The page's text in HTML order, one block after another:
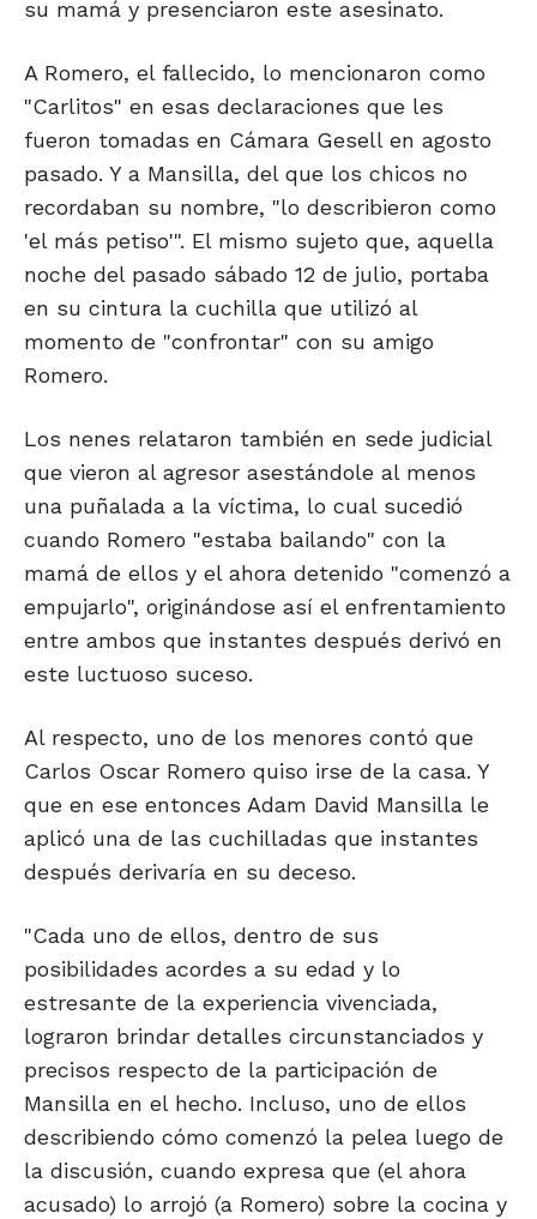
su mamá y presenciaron este asesinato.
A Romero, el fallecido, lo mencionaron como
"Carlitos" en esas declaraciones que les
fueron tomadas en Cámara Gesell en agosto
pasado. Y a Mansilla, del que los chicos no
recordaban su nombre, "lo describieron como
'el más petiso'". El mismo sujeto que, aquella
noche del pasado sábado 12 de julio, portaba
en su cintura la cuchilla que utilizó al
momento de "confrontar" con su amigo
Romero.
Los nenes relataron también en sede judicial
que vieron al agresor asestándole al menos
una puñalada a la víctima, lo cual sucedió
cuando Romero "estaba bailando" con la
mamá de ellos y el ahora detenido "comenzó a
empujarlo", originándose así el enfrentamiento
entre ambos que instantes después derivó en
este luctuoso suceso.
Al respecto, uno de los menores contó que
Carlos Oscar Romero quiso irse de la casa. Y
que en ese entonces Adam David Mansilla le
aplicó una de las cuchilladas que instantes
después derivaría en su deceso.
"Cada uno de ellos, dentro de sus
posibilidades acordes a su edad y lo
estresante de la experiencia vivenciada,
lograron brindar detalles circunstanciados y
precisos respecto de la participación de
Mansilla en el hecho. Incluso, uno de ellos
describiendo cómo comenzó la pelea luego de
la discusión, cuando expresa que (el ahora
acusado) lo arrojó (a Romero) sobre la cocina y